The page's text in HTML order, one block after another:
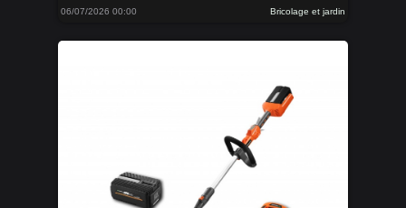
06/07/2026 00:00 Bricolage et jardin